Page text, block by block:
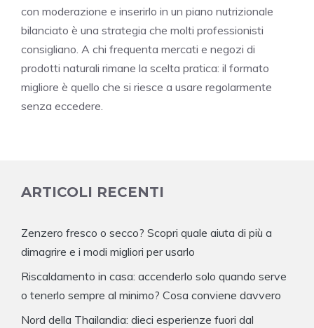
con moderazione e inserirlo in un piano nutrizionale
bilanciato è una strategia che molti professionisti
consigliano. A chi frequenta mercati e negozi di
prodotti naturali rimane la scelta pratica: il formato
migliore è quello che si riesce a usare regolarmente
senza eccedere.
ARTICOLI RECENTI
Zenzero fresco o secco? Scopri quale aiuta di più a
dimagrire e i modi migliori per usarlo
Riscaldamento in casa: accenderlo solo quando serve
o tenerlo sempre al minimo? Cosa conviene davvero
Nord della Thailandia: dieci esperienze fuori dal